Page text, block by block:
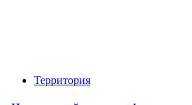
Территория